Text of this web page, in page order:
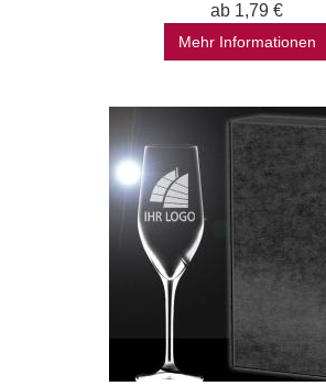
ab 1,79 €
Mehr Informationen